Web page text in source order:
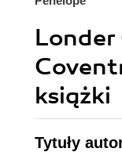
Londer
książki
Tytuły